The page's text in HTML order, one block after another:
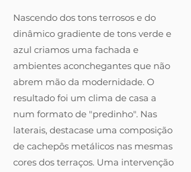
Nascendo dos tons terrosos e do
dinâmico gradiente de tons verde e
azul criamos uma fachada e
ambientes aconchegantes que não
abrem mão da modernidade. O
resultado foi um clima de casa a
num formato de "predinho". Nas
laterais, destacase uma composição
de cachepôs metálicos nas mesmas
cores dos terraços. Uma intervenção